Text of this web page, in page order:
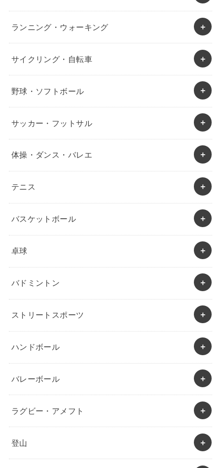
ランニング・ウォーキング
サイクリング・自転車
野球・ソフトボール
サッカー・フットサル
体操・ダンス・バレエ
テニス
バスケットボール
卓球
バドミントン
ストリートスポーツ
ハンドボール
バレーボール
ラグビー・アメフト
登山